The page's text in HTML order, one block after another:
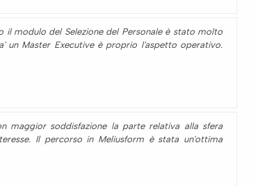
il modulo del Selezione del Personale è stato molto
un Master Executive è proprio l'aspetto operativo.
maggior soddisfazione la parte relativa alla sfera
Il percorso in Meliusform è stata un'ottima